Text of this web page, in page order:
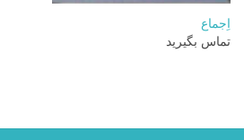
اِجماع
تماس بگیرید